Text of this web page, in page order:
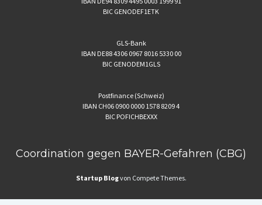
BIC GENODEF1ETK
GLS-Bank
IBAN DE88 4306 0967 8016 5330 00
BIC GENODEM1GLS
Postfinance (Schweiz)
IBAN CH06 0900 0000 1578 8209 4
BIC POFICHBEXXX
Coordination gegen BAYER-Gefahren (CBG)
Startup Blogvon Compete Themes.